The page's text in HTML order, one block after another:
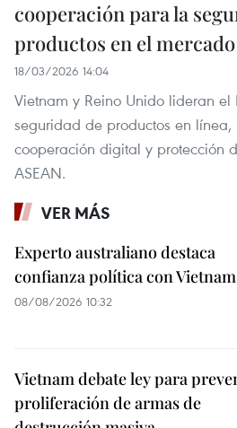
cooperación para la
productos en el
18/03/2026 14:04
Vietnam y Reino Unido lideran el
seguridad de productos en
cooperación digital y protección
ASEAN.
VER MÁS
Experto australiano destaca
confianza política con Vietnam
08/08/2026 10:32
Vietnam debate ley para
proliferación de armas de